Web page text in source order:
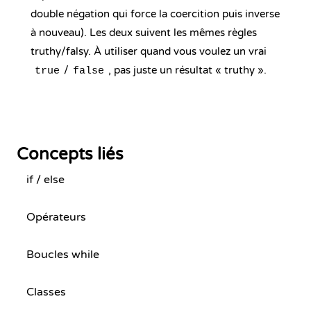
double négation qui force la coercition puis inverse
à nouveau). Les deux suivent les mêmes règles
truthy/falsy. À utiliser quand vous voulez un vrai
true / false , pas juste un résultat « truthy ».
Concepts liés
if / else
Opérateurs
Boucles while
Classes